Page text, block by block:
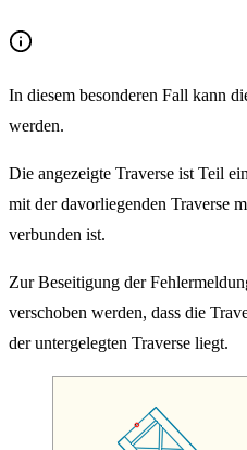
In diesem besonderen Fall kann
werden.
Die angezeigte Traverse ist Teil
mit der davorliegenden Traverse
verbunden ist.
Zur Beseitigung der
verschoben werden, dass die
der untergelegten Traverse liegt.